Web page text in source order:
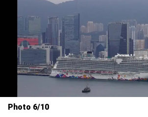
Photo 6/10